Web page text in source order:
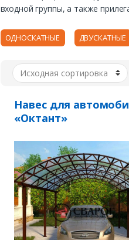
входной группы, а также
ОДНОСКАТНЫЕ ДВУСКАТНЫЕ
Навес для
«Октант»